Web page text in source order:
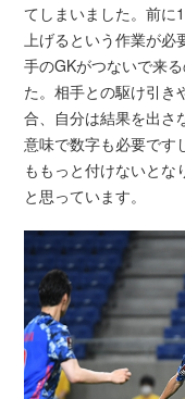
てしまいました。前に
上げるという作業が
手のGKがつないで来
た。相手との駆け引き
合、自分は結果を出さ
意味で数字も必要です
ももっと付けないとな
と思っています。